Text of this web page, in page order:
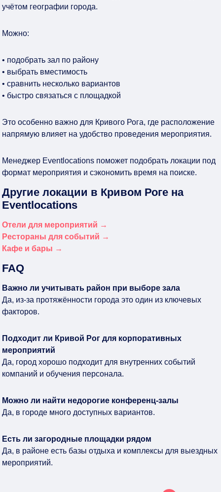
учётом географии города.
Можно:
• подобрать зал по району
• выбрать вместимость
• сравнить несколько вариантов
• быстро связаться с площадкой
Это особенно важно для Кривого Рога, где расположение
напрямую влияет на удобство проведения мероприятия.
Менеджер Eventlocations поможет подобрать локации под
формат мероприятия и сэкономить время на поиске.
Другие локации в Кривом Роге на
Eventlocations
Отели для мероприятий →
Рестораны для событий →
Кафе и бары →
FAQ
Важно ли учитывать район при выборе зала
Да, из-за протяжённости города это один из ключевых
факторов.
Подходит ли Кривой Рог для корпоративных
мероприятий
Да, город хорошо подходит для внутренних событий
компаний и обучения персонала.
Можно ли найти недорогие конференц-залы
Да, в городе много доступных вариантов.
Есть ли загородные площадки рядом
Да, в районе есть базы отдыха и комплексы для выездных
мероприятий.